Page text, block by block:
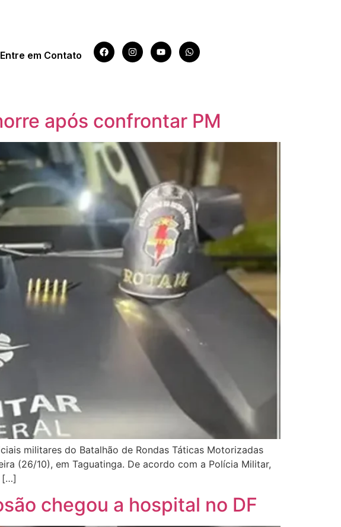
Entre em Contato
após confrontar PM
militares do Batalhão de Rondas Táticas Motorizadas
(26/10), em Taguatinga. De acordo com a Polícia Militar,
[…]
chegou a hospital no DF